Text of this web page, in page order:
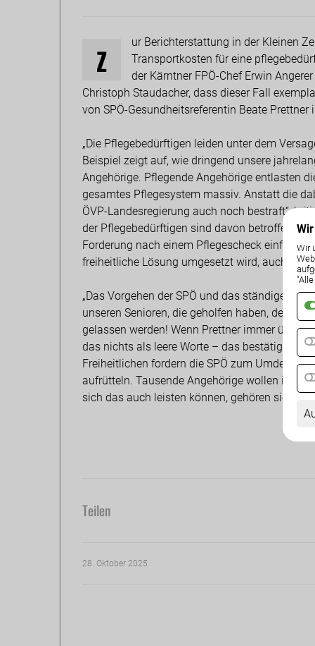
Wir
Z
ur Berichterstattung in der Kleinen
Transportkosten für eine
der Kärntner FPÖ-Chef Erwin
Christoph Staudacher, dass dieser Fall
von SPÖ-Gesundheitsreferentin Beate Prettner
„Die Pflegebedürftigen leiden unter dem
Beispiel zeigt auf, wie dringend unsere
Angehörige. Pflegende Angehörige entlasten
gesamtes Pflegesystem massiv. Anstatt die
ÖVP-Landesregierung auch noch bestraft“,
der Pflegebedürftigen sind davon betroffen,
Forderung nach einem Pflegescheck einfach
freiheitliche Lösung umgesetzt wird, auch
„Das Vorgehen der SPÖ und das ständige
unseren Senioren, die geholfen haben, den
gelassen werden! Wenn Prettner immer über
das nichts als leere Worte – das bestätigt der
Freiheitlichen fordern die SPÖ zum
aufrütteln. Tausende Angehörige wollen ihren
sich das auch leisten können, gehören sie
Teilen
28. Oktober 2025